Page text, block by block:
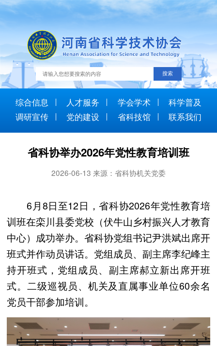
综合信息 人才服务 学会学术
科学普及
调研宣传
党的建设 省科技馆 联系我们
省科协举办2026年党性教育培训班
2026-06-13 来源：省科协机关党委
6月8日至12日，省科协2026年党性教育培
训班在栾川县委党校（伏牛山乡村振兴人才教育
中心）成功举办。省科协党组书记尹洪斌出席开
班式并作动员讲话。党组成员、副主席李纪峰主
持开班式，党组成员、副主席郝立新出席开班
式。二级巡视员、机关及直属事业单位60余名
党员干部参加培训。